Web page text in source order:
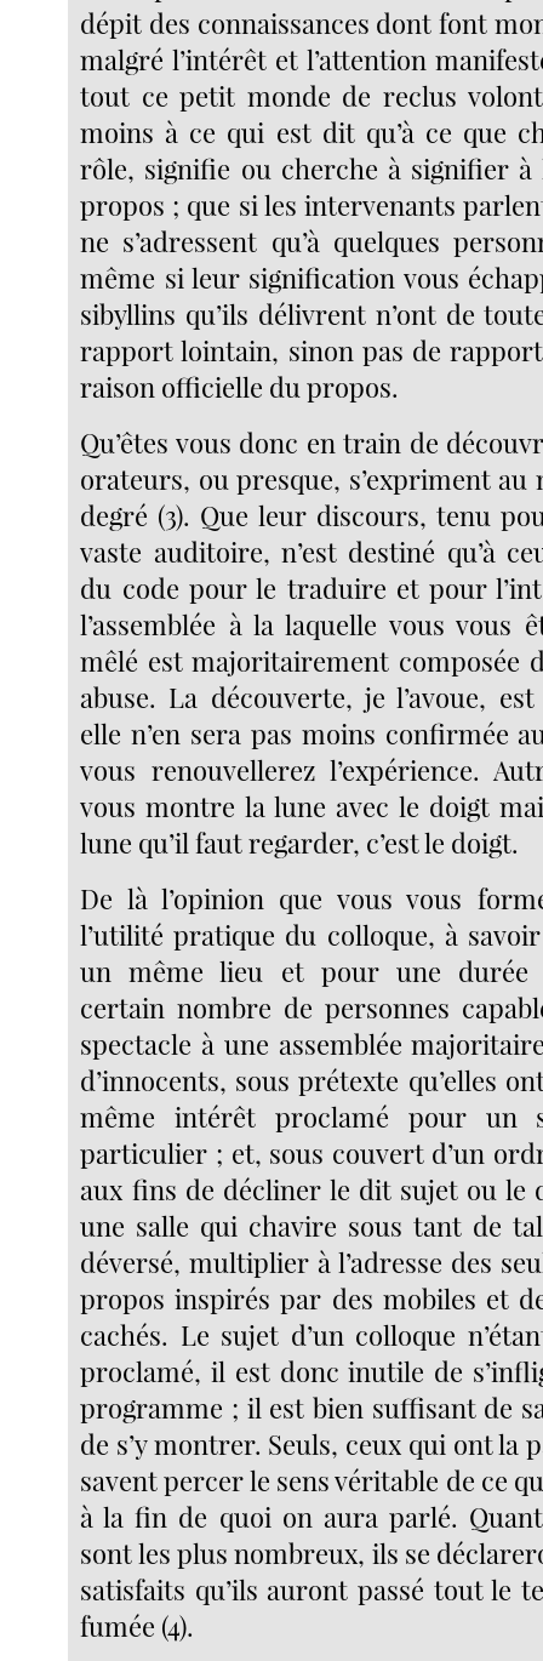
dépit des connaissances dont font
malgré l’intérêt et l’attention
tout ce petit monde de reclus
moins à ce qui est dit qu’à ce que
rôle, signifie ou cherche à signifier à
propos ; que si les intervenants
ne s’adressent qu’à quelques
même si leur signification vous
sibyllins qu’ils délivrent n’ont de
rapport lointain, sinon pas de
raison officielle du propos.
Qu’êtes vous donc en train de
orateurs, ou presque, s’expriment au
degré (3). Que leur discours, tenu
vaste auditoire, n’est destiné qu’à
du code pour le traduire et pour
l’assemblée à la laquelle vous vous
mêlé est majoritairement composée
abuse. La découverte, je l’avoue,
elle n’en sera pas moins confirmée
vous renouvellerez l’expérience.
vous montre la lune avec le doigt
lune qu’il faut regarder, c’est le doigt.
De là l’opinion que vous vous
l’utilité pratique du colloque, à
un même lieu et pour une durée
certain nombre de personnes
spectacle à une assemblée
d’innocents, sous prétexte qu’elles
même intérêt proclamé pour un
particulier ; et, sous couvert d’un
aux fins de décliner le dit sujet ou le
une salle qui chavire sous tant de
déversé, multiplier à l’adresse des
propos inspirés par des mobiles et
cachés. Le sujet d’un colloque
proclamé, il est donc inutile de
programme ; il est bien suffisant de
de s’y montrer. Seuls, ceux qui ont la
savent percer le sens véritable de ce
à la fin de quoi on aura parlé.
sont les plus nombreux, ils se
satisfaits qu’ils auront passé tout le
fumée (4).